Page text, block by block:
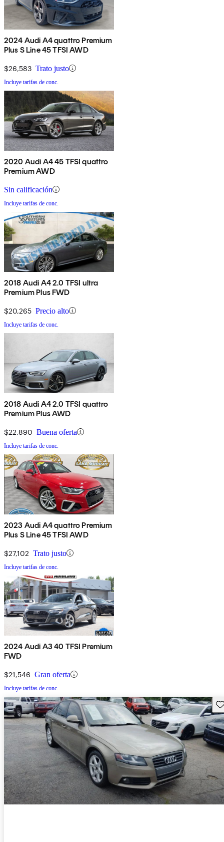
2024 Audi A4 quattro Premium
Plus S Line 45 TFSI AWD
$26,583 Trato justo
Incluye tarifas de conc.
2020 Audi A4 45 TFSI quattro
Premium AWD
Sin calificación
Incluye tarifas de conc.
2018 Audi A4 2.0 TFSI ultra
Premium Plus FWD
$20,265 Precio alto
Incluye tarifas de conc.
2018 Audi A4 2.0 TFSI quattro
Premium Plus AWD
$22,890 Buena oferta
Incluye tarifas de conc.
2023 Audi A4 quattro Premium
Plus S Line 45 TFSI AWD
$27,102 Trato justo
Incluye tarifas de conc.
2024 Audi A3 40 TFSI Premium
FWD
$21,546 Gran oferta
Incluye tarifas de conc.